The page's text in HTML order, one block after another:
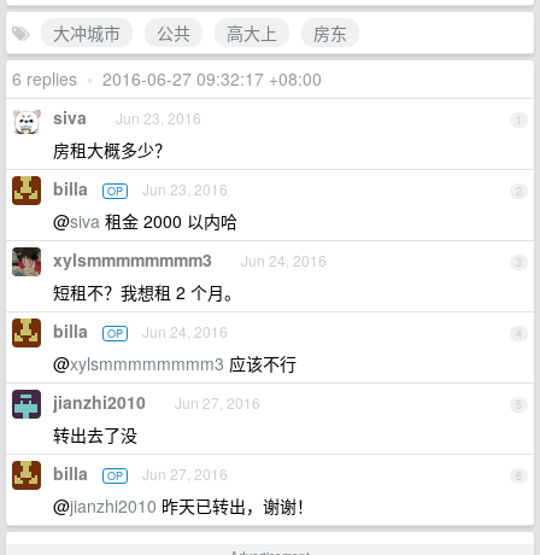
大冲城市
公共 高大上
房东
6 replies • 2016-06-27 09:32:17 +08:00
1
siva Jun 23, 2016
房租大概多少？
2
billa OP Jun 23, 2016
@siva 租金 2000 以内哈
3
xylsmmmmmmmm3 Jun 24, 2016
短租不？我想租 2 个月。
4
billa OP Jun 24, 2016
@xylsmmmmmmmm3 应该不行
5
jianzhi2010 Jun 27, 2016
转出去了没
6
billa OP Jun 27, 2016
@jianzhi2010 昨天已转出，谢谢！